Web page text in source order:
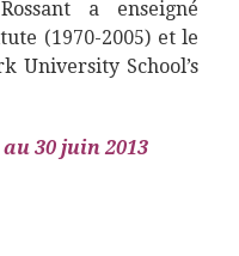
a enseigné
(1970-2005) et le
University School’s
30 juin 2013